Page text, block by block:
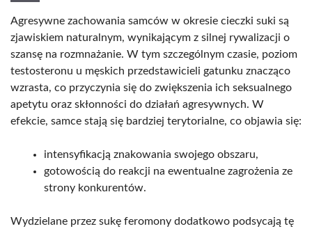
Agresywne zachowania samców w okresie cieczki suki są
zjawiskiem naturalnym, wynikającym z silnej rywalizacji o
szansę na rozmnażanie. W tym szczególnym czasie, poziom
testosteronu u męskich przedstawicieli gatunku znacząco
wzrasta, co przyczynia się do zwiększenia ich seksualnego
apetytu oraz skłonności do działań agresywnych. W
efekcie, samce stają się bardziej terytorialne, co objawia się:
intensyfikacją znakowania swojego obszaru,
gotowością do reakcji na ewentualne zagrożenia ze
strony konkurentów.
Wydzielane przez sukę feromony dodatkowo podsycają tę